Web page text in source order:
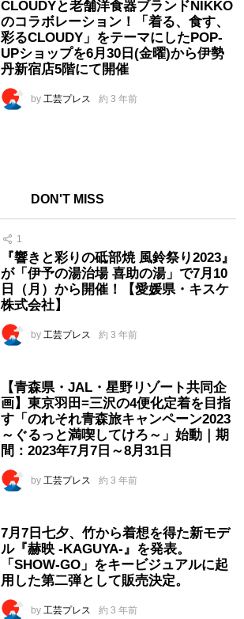
CLOUDYと老舗洋食器ブランドNIKKO
のコラボレーション！「着る、食す、
彩るCLOUDY」をテーマにしたPOP-
UPショップを6月30日(金曜)から伊勢
丹新宿店5階にて開催
by 工芸プレス 約 3 年前
DON'T MISS
1
『響きと彩りの砥部焼 風鈴祭り2023』
が「伊予の湯治場 喜助の湯」で7月10
日（月）から開催！【愛媛県・キスケ
株式会社】
by 工芸プレス 約 3 年前
【青森県・JAL・星野リゾート共同企
画】東京羽田=三沢の4便化定着を目指
す「のれそれ青森旅キャンペーン2023
～ぐるっと満喫してけろ～」始動｜期
間：2023年7月7日～8月31日
by 工芸プレス 約 3 年前
7月7日七夕、竹から着想を得た新モデ
ル『赫映 -KAGUYA-』を発表。
「SHOW-GO」をキービジュアルに起
用した第二弾として販売決定。
by 工芸プレス 約 3 年前